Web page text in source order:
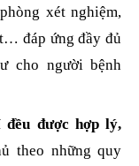
xét nghiệm,
đáp ứng đầy đủ
cho người bệnh
được hợp lý,
theo những quy